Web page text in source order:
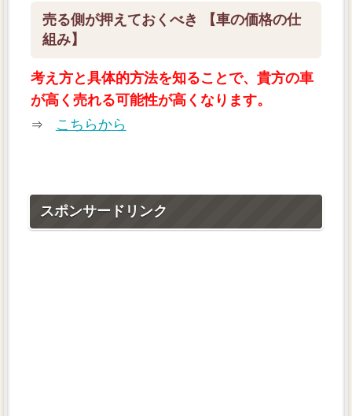
売る側が押えておくべき 【車の価格の仕
組み】
考え方と具体的方法を知ることで、貴方の車
が高く売れる可能性が高くなります。
⇒ こちらから
スポンサードリンク